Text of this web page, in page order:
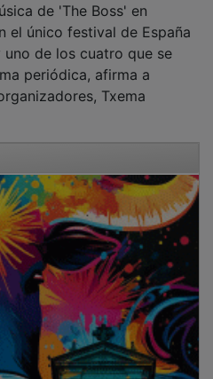
de 'The Boss' en
el único festival de España
de los cuatro que se
periódica, afirma a
Txema